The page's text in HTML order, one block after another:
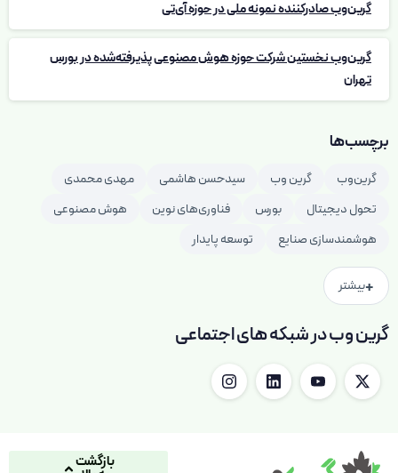
گرین‌وب صادرکننده نمونه ملی در حوزه آی‌تی
گرین‌وب نخستین شرکت حوزه هوش مصنوعی پذیرفته‌شده در بورس
تهران
برچسب‌ها
گرین‌وب گرین وب سیدحسن هاشمی
مهدی محمدی
تحول دیجیتال
بورس فناوری‌های نوین
هوش مصنوعی
هوشمندسازی صنایع
توسعه پایدار
+بیشتر
گرین وب در شبکه های اجتماعی
بازگشت